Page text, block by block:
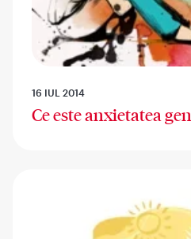
16 IUL 2014
Ce este anxietatea